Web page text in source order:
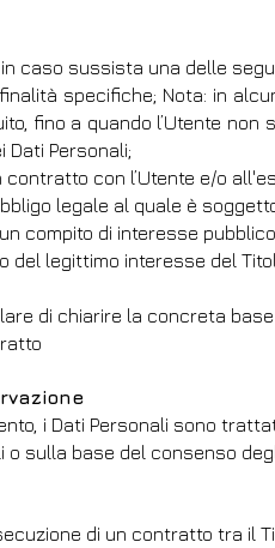
caso sussista una delle
specifiche; Nota: in
fino a quando l’Utente
Dati Personali;
con l’Utente e/o
legale al quale è
compito di interesse
legittimo interesse del
di chiarire la concreta
i Dati Personali sono
sulla base del consenso
di un contratto tra il